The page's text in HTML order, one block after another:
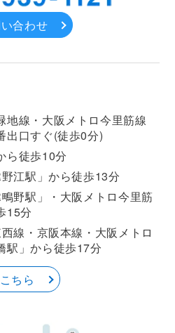
合わせ
地線・大阪メトロ今里筋線
出口すぐ(徒歩0分)
ら徒歩10分
江駅」から徒歩13分
野駅」・大阪メトロ今里筋
15分
線・京阪本線・大阪メトロ
駅」から徒歩17分
ちら